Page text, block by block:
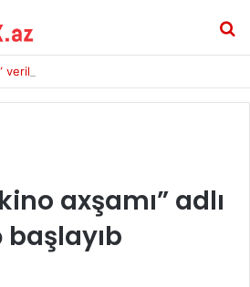
axşamı” adlı